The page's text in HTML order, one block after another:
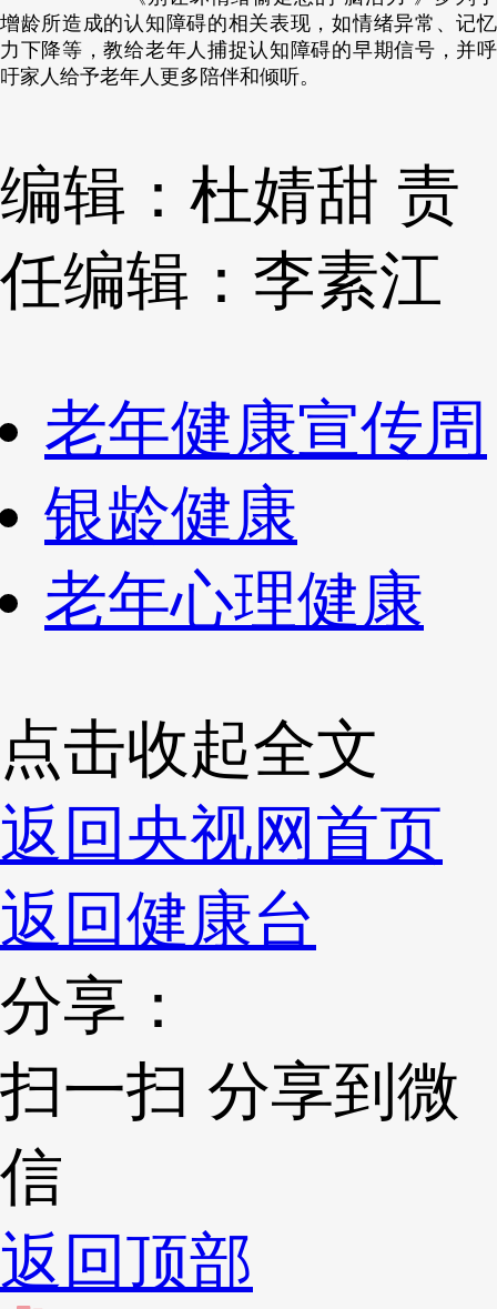
增龄所造成的认知障碍的相关表现，如情绪异常、记忆
力下降等，教给老年人捕捉认知障碍的早期信号，并呼
吁家人给予老年人更多陪伴和倾听。
编辑：杜婧甜 责
任编辑：李素江
老年健康宣传周
银龄健康
老年心理健康
点击收起全文
返回央视网首页
返回健康台
分享：
扫一扫 分享到微
信
返回顶部